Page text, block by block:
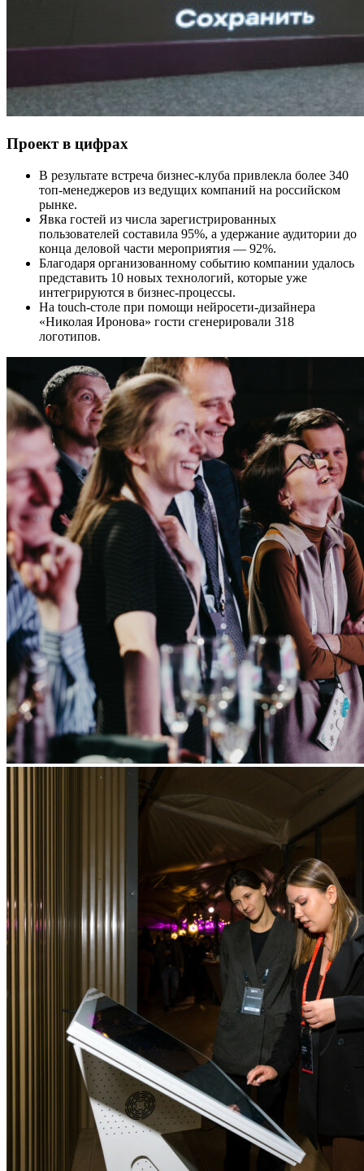
Проект в цифрах
В результате встреча бизнес-клуба привлекла более 340
топ-менеджеров из ведущих компаний на российском
рынке.
Явка гостей из числа зарегистрированных
пользователей составила 95%, а удержание аудитории до
конца деловой части мероприятия — 92%.
Благодаря организованному событию компании удалось
представить 10 новых технологий, которые уже
интегрируются в бизнес-процессы.
На touch-столе при помощи нейросети-дизайнера
«Николая Иронова» гости сгенерировали 318
логотипов.